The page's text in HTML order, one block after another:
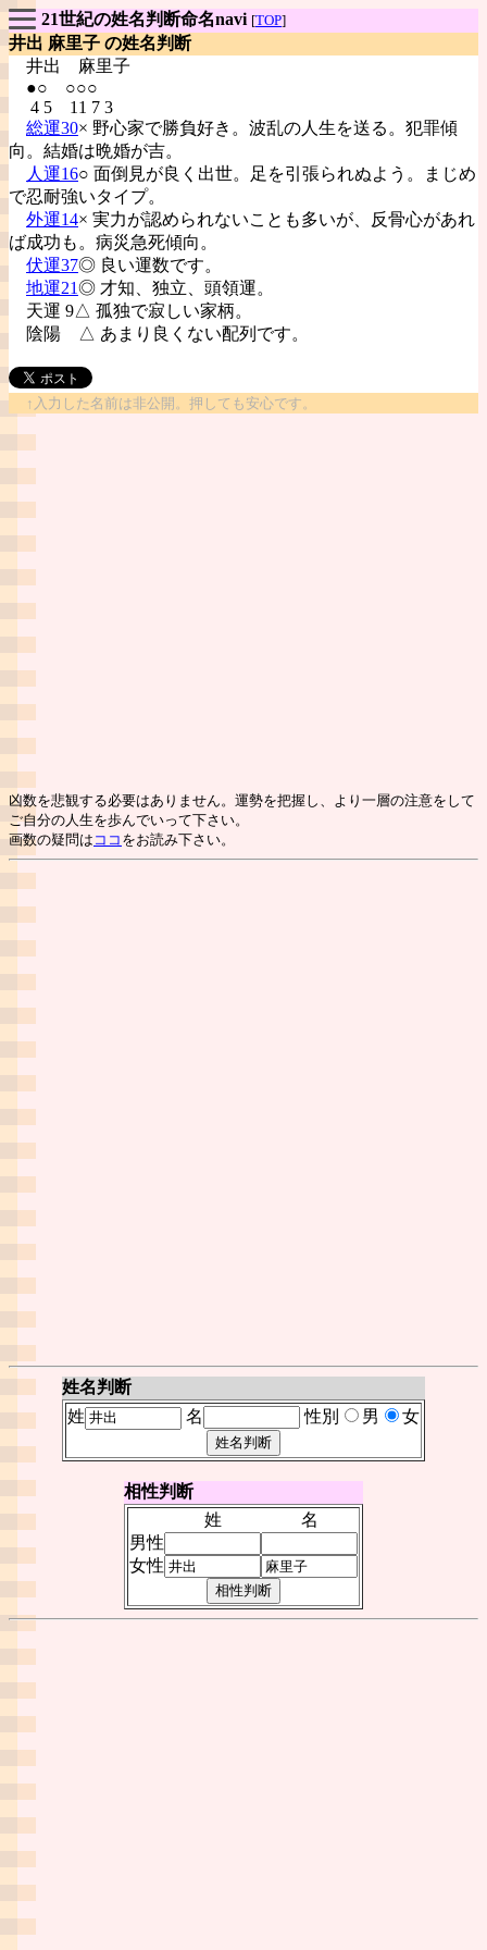
21世紀の姓名判断命名navi [TOP]
井出 麻里子 の姓名判断
井出 麻里子
●○ ○○○
4 5 11 7 3
総運30× 野心家で勝負好き。波乱の人生を送る。犯罪傾
向。結婚は晩婚が吉。
人運16○ 面倒見が良く出世。足を引張られぬよう。まじめ
で忍耐強いタイプ。
外運14× 実力が認められないことも多いが、反骨心があれ
ば成功も。病災急死傾向。
伏運37◎ 良い運数です。
地運21◎ 才知、独立、頭領運。
天運 9△ 孤独で寂しい家柄。
陰陽
△ あまり良くない配列です。
↑入力した名前は非公開。押しても安心です。
凶数を悲観する必要はありません。運勢を把握し、より一層の注意をして
ご自分の人生を歩んでいって下さい。
画数の疑問は ココ をお読み下さい。
姓名判断
姓
名 性別 男 女
相性判断
姓
名
男性
女性